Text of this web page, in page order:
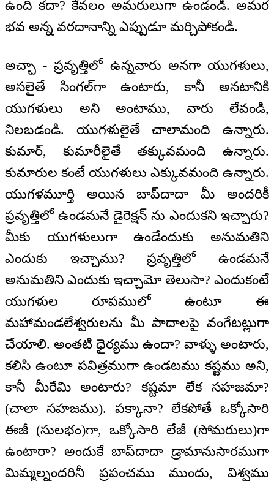
ఉంది కదా? కేవలం అమరులుగా ఉండండి. అమర
భవ అన్న వరదానాన్ని ఎప్పుడూ మర్చిపోకండి.
అచ్ఛా - ప్రవృత్తిలో ఉన్నవారు అనగా యుగళులు,
అసలైతే సింగల్‌గా ఉంటారు, కానీ అనటానికి
యుగళులు అని అంటాము, వారు లేవండి,
నిలబడండి. యుగళులైతే చాలామంది ఉన్నారు.
కుమార్, కుమారీలైతే తక్కువమంది ఉన్నారు.
కుమారుల కంటే యుగళులు ఎక్కువమంది ఉన్నారు.
యుగళమూర్తి అయిన బాప్‌దాదా మీ అందరికీ
ప్రవృత్తిలో ఉండమనే డైరెక్షన్ ను ఎందుకని ఇచ్చారు?
మీకు యుగళులుగా ఉండేందుకు అనుమతిని
ఎందుకు ఇచ్చాము? ప్రవృత్తిలో ఉండమనే
అనుమతిని ఎందుకు ఇచ్చామో తెలుసా? ఎందుకంటే
యుగళుల రూపములో ఉంటూ ఈ
మహామండలేశ్వరులను మీ పాదాలపై వంగేటట్లుగా
చేయాలి. అంతటి ధైర్యము ఉందా? వాళ్ళు అంటారు,
కలిసి ఉంటూ పవిత్రముగా ఉండటము కష్టము అని,
కానీ మీరేమి అంటారు? కష్టమా లేక సహజమా?
(చాలా సహజము). పక్కానా? లేకపోతే ఒక్కోసారి
ఈజీ (సులభం)గా, ఒక్కోసారి లేజీ (సోమరులు)గా
ఉంటారా? అందుకే బాప్‌దాదా డ్రామానుసారముగా
మిమ్మల్నందరినీ ప్రపంచము ముందు, విశ్వము